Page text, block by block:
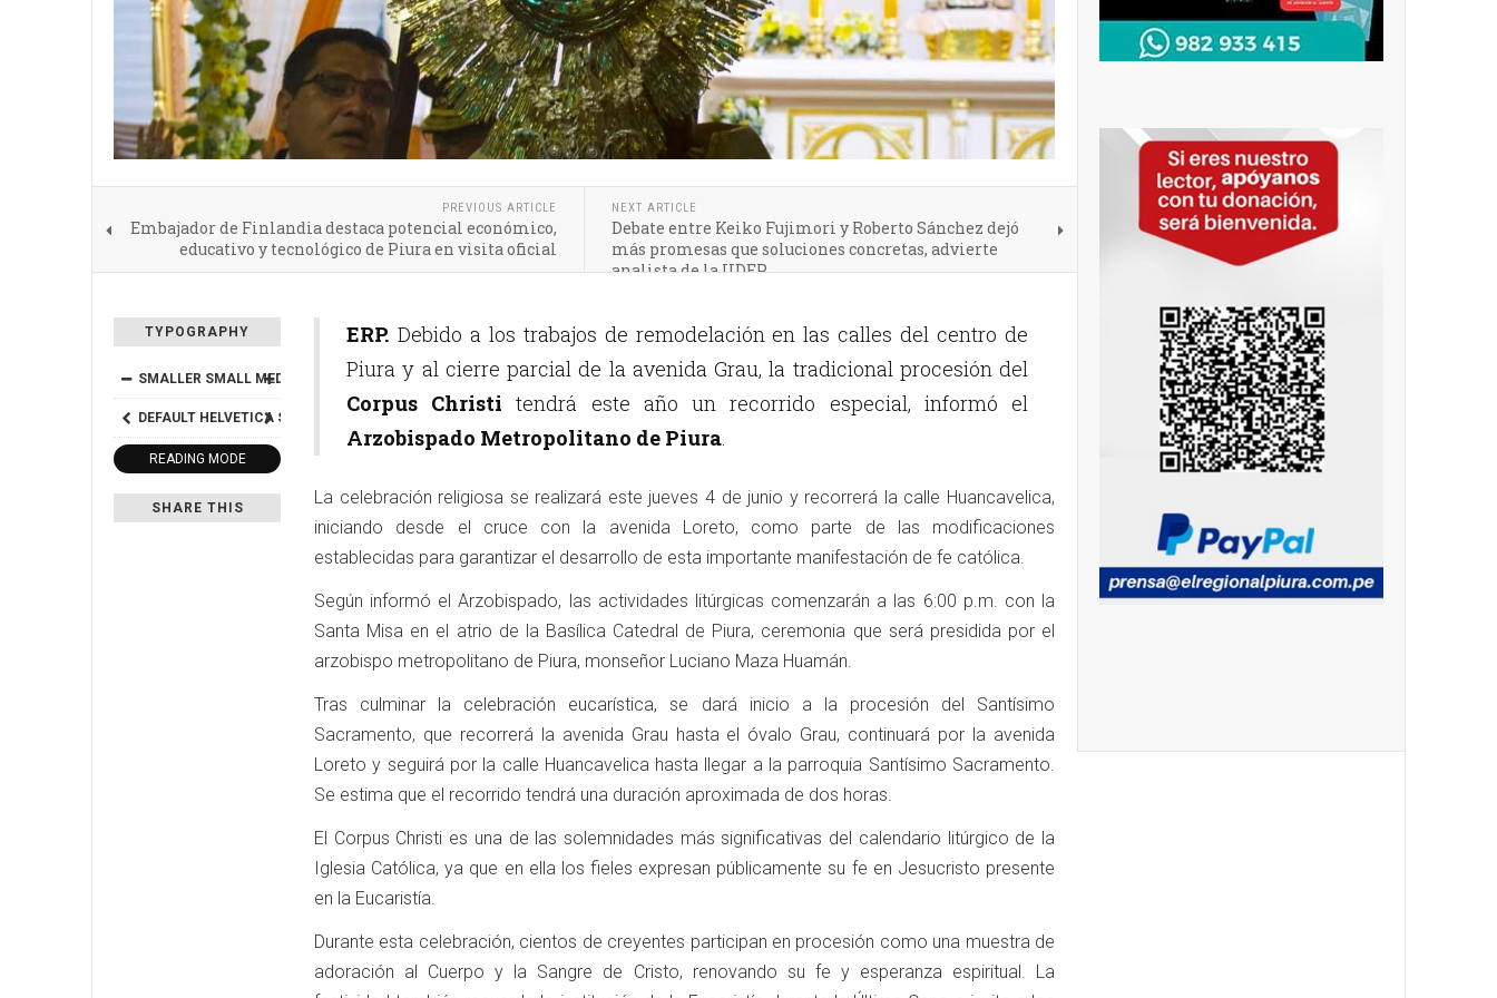
PREVIOUS ARTICLE
Embajador de Finlandia destaca potencial económico,
educativo y tecnológico de Piura en visita oficial
NEXT ARTICLE
Debate entre Keiko Fujimori y Roberto Sánchez dejó
más promesas que soluciones concretas, advierte
analista de la UDEP
TYPOGRAPHY
SMALLER SMALL MEDIUM BIGGER
DEFAULT HELVETICA SEGOE GEORGIA
READING MODE
SHARE THIS
ERP. Debido a los trabajos de remodelación en las calles del centro de
Piura y al cierre parcial de la avenida Grau, la tradicional procesión del
Corpus Christi tendrá este año un recorrido especial, informó el
Arzobispado Metropolitano de Piura
La celebración religiosa se realizará este jueves 4 de junio y recorrerá la calle Huancavelica,
iniciando desde el cruce con la avenida Loreto, como parte de las modificaciones
establecidas para garantizar el desarrollo de esta importante manifestación de fe católica.
Según informó el Arzobispado, las actividades litúrgicas comenzarán a las 6:00 p.m. con la
Santa Misa en el atrio de la Basílica Catedral de Piura, ceremonia que será presidida por el
arzobispo metropolitano de Piura, monseñor Luciano Maza Huamán.
Tras culminar la celebración eucarística, se dará inicio a la procesión del Santísimo
Sacramento, que recorrerá la avenida Grau hasta el óvalo Grau, continuará por la avenida
Loreto y seguirá por la calle Huancavelica hasta llegar a la parroquia Santísimo Sacramento.
Se estima que el recorrido tendrá una duración aproximada de dos horas.
El Corpus Christi es una de las solemnidades más significativas del calendario litúrgico de la
Iglesia Católica, ya que en ella los fieles expresan públicamente su fe en Jesucristo presente
en la Eucaristía.
Durante esta celebración, cientos de creyentes participan en procesión como una muestra de
adoración al Cuerpo y la Sangre de Cristo, renovando su fe y esperanza espiritual. La